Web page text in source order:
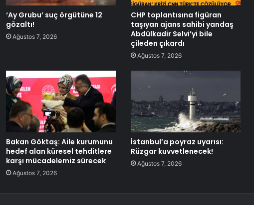
‘Ay Grubu’ suç örgütüne 12
gözaltı!
Ağustos 7, 2026
CHP toplantısına figüran
taşıyan ajans sahibi yandaş
Abdülkadir Selvi’yi bile
çileden çıkardı
Ağustos 7, 2026
Bakan Göktaş: Aile kurumunu
hedef alan küresel tehditlere
karşı mücadelemiz sürecek
Ağustos 7, 2026
İstanbul’a poyraz uyarısı:
Rüzgar kuvvetlenecek!
Ağustos 7, 2026